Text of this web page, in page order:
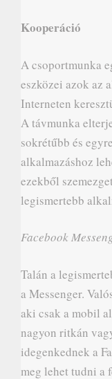
Kooperáció
A csoportmunka
eszközei azok az
Interneten
A távmunka
sokrétűbb és
alkalmazáshoz
ezekből
legismertebb
Facebook
Talán a
a Messenger.
aki csak a mobil
nagyon ritkán
idegenkednek a
meg lehet tudni a